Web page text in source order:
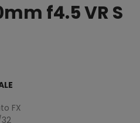
f4.5 VR S
FX